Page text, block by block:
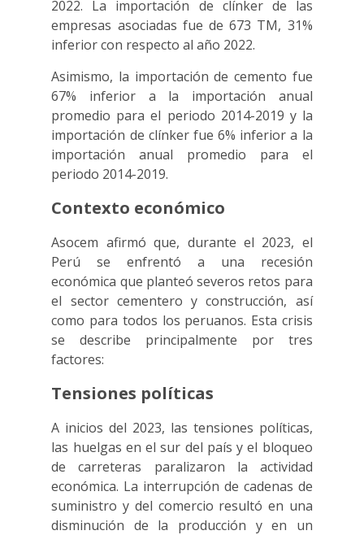
2022. La importación de clínker de las
empresas asociadas fue de 673 TM, 31%
inferior con respecto al año 2022.
Asimismo, la importación de cemento fue
67% inferior a la importación anual
promedio para el periodo 2014-2019 y la
importación de clínker fue 6% inferior a la
importación anual promedio para el
periodo 2014-2019.
Contexto económico
Asocem afirmó que, durante el 2023, el
Perú se enfrentó a una recesión
económica que planteó severos retos para
el sector cementero y construcción, así
como para todos los peruanos. Esta crisis
se describe principalmente por tres
factores:
Tensiones políticas
A inicios del 2023, las tensiones políticas,
las huelgas en el sur del país y el bloqueo
de carreteras paralizaron la actividad
económica. La interrupción de cadenas de
suministro y del comercio resultó en una
disminución de la producción y en un